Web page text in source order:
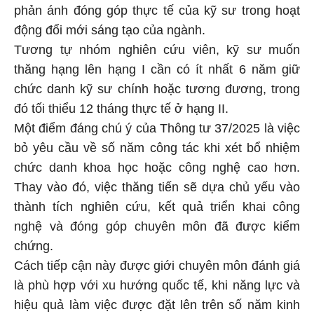
phản ánh đóng góp thực tế của kỹ sư trong hoạt
động đổi mới sáng tạo của ngành.
Tương tự nhóm nghiên cứu viên, kỹ sư muốn
thăng hạng lên hạng I cần có ít nhất 6 năm giữ
chức danh kỹ sư chính hoặc tương đương, trong
đó tối thiểu 12 tháng thực tế ở hạng II.
Một điểm đáng chú ý của Thông tư 37/2025 là việc
bỏ yêu cầu về số năm công tác khi xét bổ nhiệm
chức danh khoa học hoặc công nghệ cao hơn.
Thay vào đó, việc thăng tiến sẽ dựa chủ yếu vào
thành tích nghiên cứu, kết quả triển khai công
nghệ và đóng góp chuyên môn đã được kiểm
chứng.
Cách tiếp cận này được giới chuyên môn đánh giá
là phù hợp với xu hướng quốc tế, khi năng lực và
hiệu quả làm việc được đặt lên trên số năm kinh